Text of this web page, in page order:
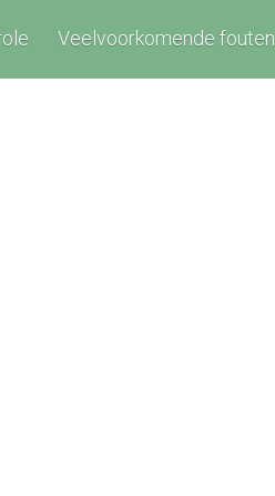
Veelvoorkomende fouten